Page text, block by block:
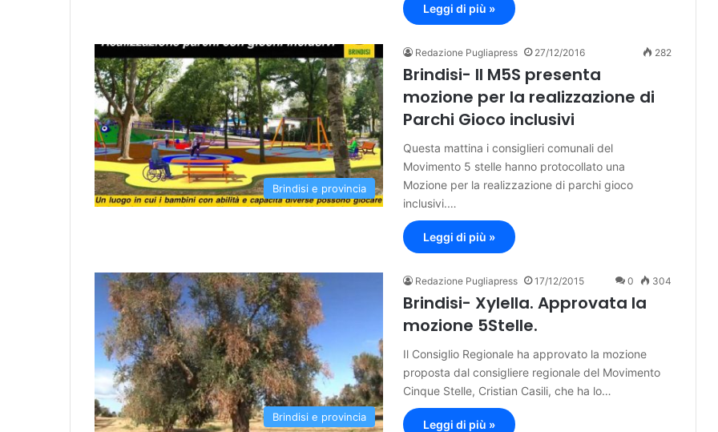
Leggi di più »
Brindisi e provincia
Redazione Pugliapress 27/12/2016 282
Brindisi- Il M5S presenta
mozione per la realizzazione di
Parchi Gioco inclusivi
Questa mattina i consiglieri comunali del
Movimento 5 stelle hanno protocollato una
Mozione per la realizzazione di parchi gioco
inclusivi.…
Leggi di più »
Brindisi e provincia
Redazione Pugliapress 17/12/2015 0 304
Brindisi- Xylella. Approvata la
mozione 5Stelle.
Il Consiglio Regionale ha approvato la mozione
proposta dal consigliere regionale del Movimento
Cinque Stelle, Cristian Casili, che ha lo…
Leggi di più »